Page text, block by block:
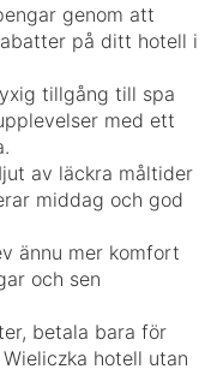
genom att
på ditt hotell i
tillgång till spa
med ett
av läckra måltider
middag och god
ännu mer komfort
och sen
betala bara för
hotell utan